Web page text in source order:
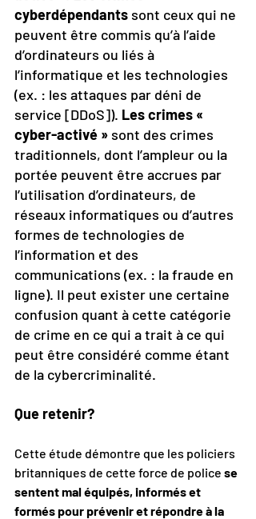
cyberdépendants sont ceux qui ne
peuvent être commis qu’à l’aide
d’ordinateurs ou liés à
l’informatique et les technologies
(ex. : les attaques par déni de
service [DDoS]). Les crimes «
cyber-activé » sont des crimes
traditionnels, dont l’ampleur ou la
portée peuvent être accrues par
l’utilisation d’ordinateurs, de
réseaux informatiques ou d’autres
formes de technologies de
l’information et des
communications (ex. : la fraude en
ligne). Il peut exister une certaine
confusion quant à cette catégorie
de crime en ce qui a trait à ce qui
peut être considéré comme étant
de la cybercriminalité.
Que retenir?
Cette étude démontre que les policiers
britanniques de cette force de police se
sentent mal équipés, informés et
formés pour prévenir et répondre à la